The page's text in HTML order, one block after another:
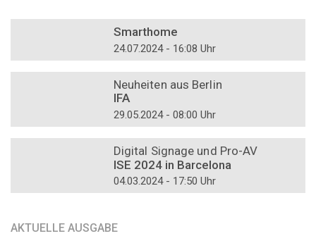
Smarthome
24.07.2024 - 16:08 Uhr
Neuheiten aus Berlin
IFA
29.05.2024 - 08:00 Uhr
Digital Signage und Pro-AV
ISE 2024 in Barcelona
04.03.2024 - 17:50 Uhr
AKTUELLE AUSGABE